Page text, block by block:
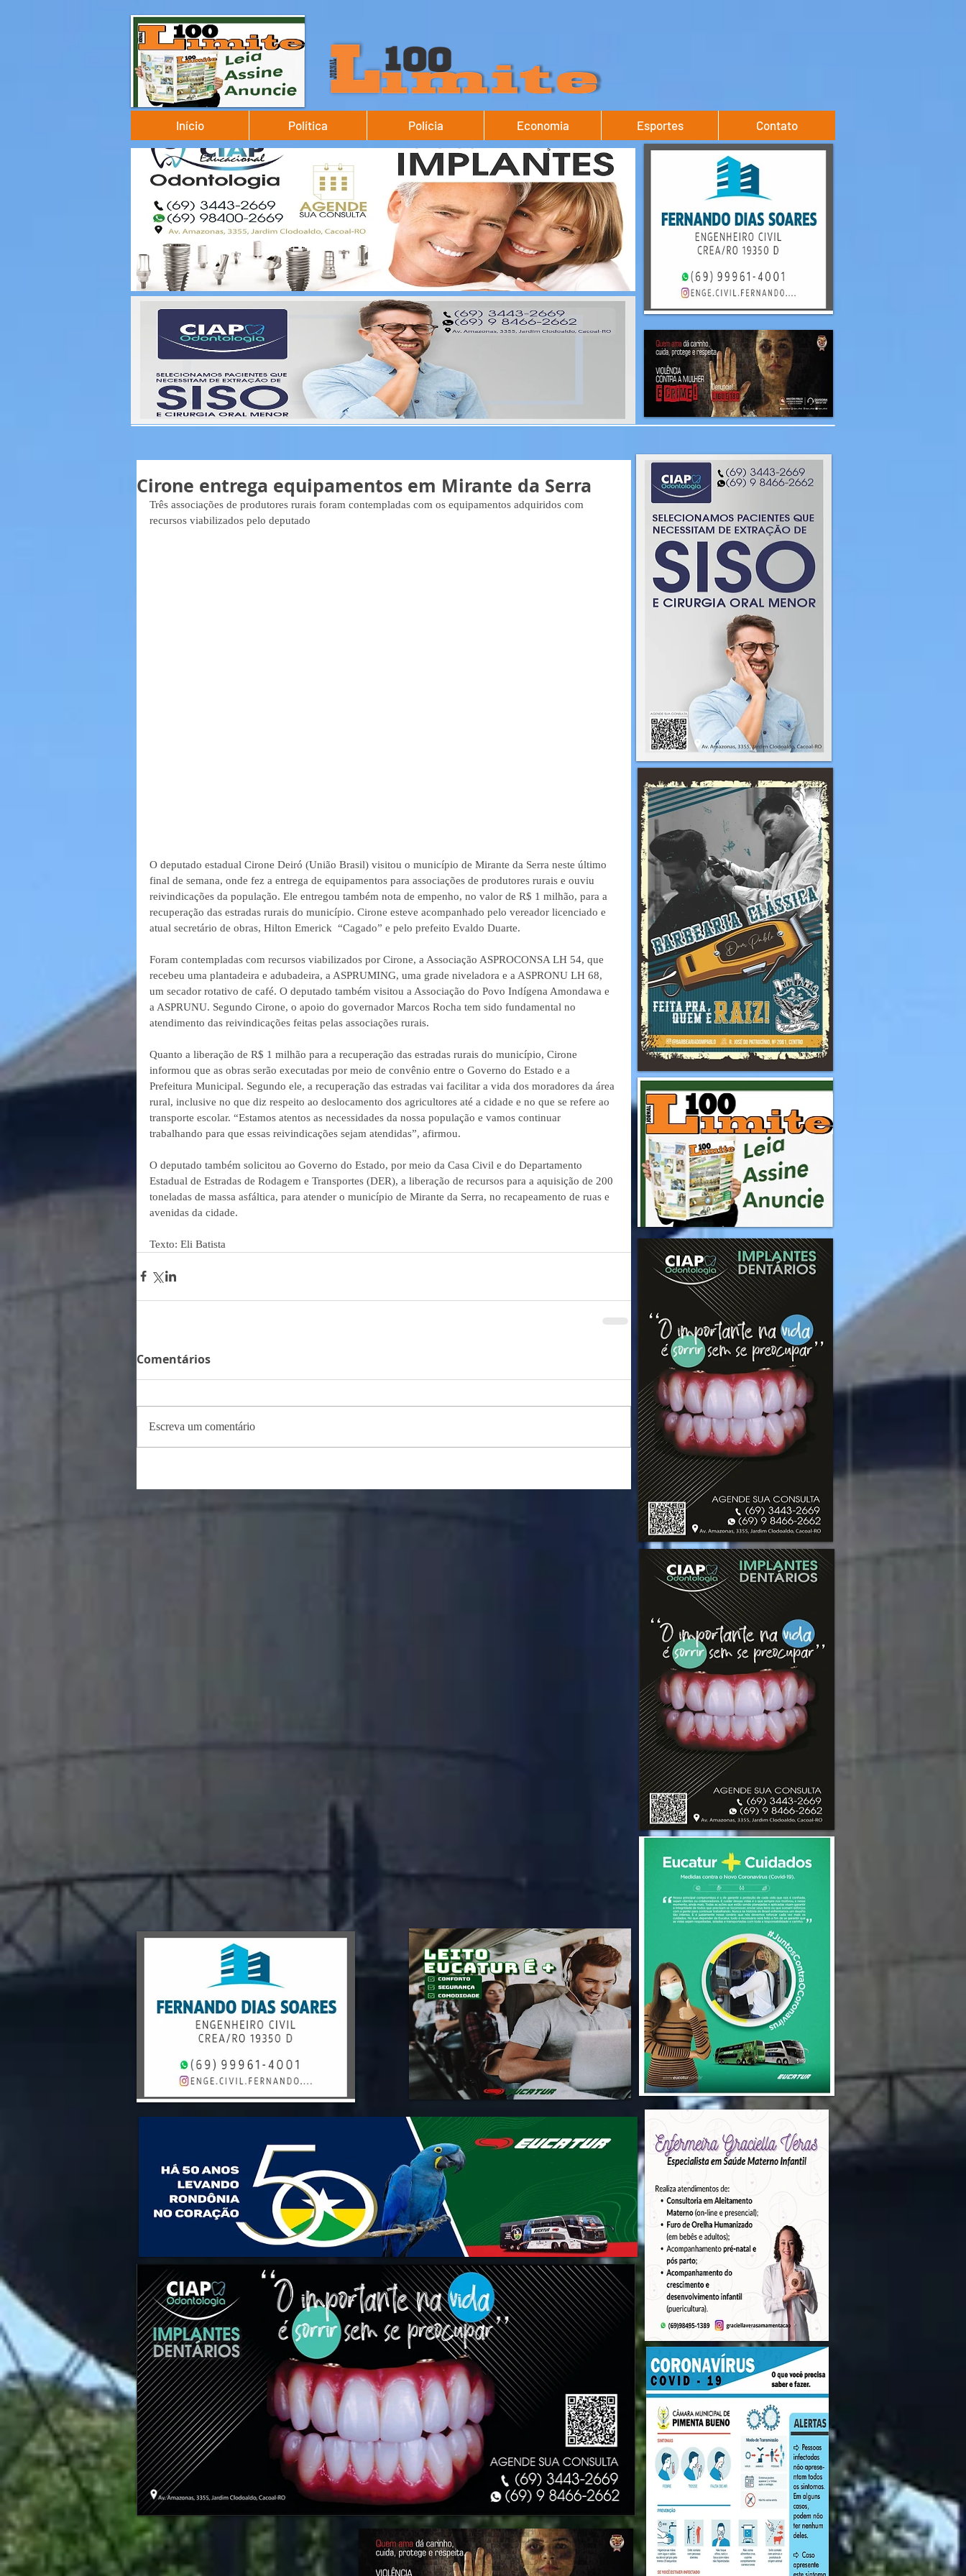
Início Política Polícia Economia Esportes Contato
Cirone entrega equipamentos em Mirante da Serra
Três associações de produtores rurais foram contempladas com os equipamentos adquiridos com
recursos viabilizados pelo deputado
O deputado estadual Cirone Deiró (União Brasil) visitou o município de Mirante da Serra neste último
final de semana, onde fez a entrega de equipamentos para associações de produtores rurais e ouviu
reivindicações da população. Ele entregou também nota de empenho, no valor de R$ 1 milhão, para a
recuperação das estradas rurais do município. Cirone esteve acompanhado pelo vereador licenciado e
atual secretário de obras, Hilton Emerick  “Cagado” e pelo prefeito Evaldo Duarte.
Foram contempladas com recursos viabilizados por Cirone, a Associação ASPROCONSA LH 54, que
recebeu uma plantadeira e adubadeira, a ASPRUMING, uma grade niveladora e a ASPRONU LH 68,
um secador rotativo de café. O deputado também visitou a Associação do Povo Indígena Amondawa e
a ASPRUNU. Segundo Cirone, o apoio do governador Marcos Rocha tem sido fundamental no
atendimento das reivindicações feitas pelas associações rurais.
Quanto a liberação de R$ 1 milhão para a recuperação das estradas rurais do município, Cirone
informou que as obras serão executadas por meio de convênio entre o Governo do Estado e a
Prefeitura Municipal. Segundo ele, a recuperação das estradas vai facilitar a vida dos moradores da área
rural, inclusive no que diz respeito ao deslocamento dos agricultores até a cidade e no que se refere ao
transporte escolar. “Estamos atentos as necessidades da nossa população e vamos continuar
trabalhando para que essas reivindicações sejam atendidas”, afirmou.
O deputado também solicitou ao Governo do Estado, por meio da Casa Civil e do Departamento
Estadual de Estradas de Rodagem e Transportes (DER), a liberação de recursos para a aquisição de 200
toneladas de massa asfáltica, para atender o município de Mirante da Serra, no recapeamento de ruas e
avenidas da cidade.
Texto: Eli Batista
Comentários
Escreva um comentário